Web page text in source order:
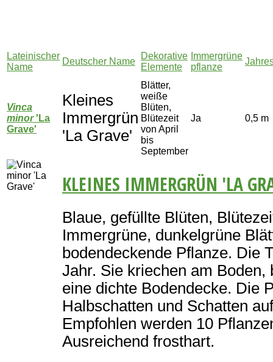
Lateinischer
Name
Deutscher Name
Dekorative
Elemente
Immergrüne
pflanze
Vinca
minor'La
Grave'
Kleines
Immergrün
'La Grave'
Blätter,
weiße
Blüten,
Blütezeit
von April
bis
September
Ja 0,5 m
KLEINES IMMERGRÜN 'LA
Blaue, gefüllte Blüten,
Immergrüne, dunkelgrüne
bodendeckende Pflanze. Die
Jahr. Sie kriechen am
eine dichte Bodendecke. Die
Halbschatten und Schatten
Empfohlen werden 10
Ausreichend frosthart.